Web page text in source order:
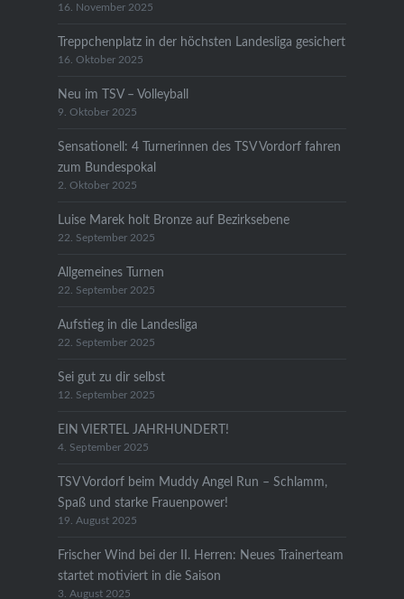
16. November 2025
Treppchenplatz in der höchsten Landesliga gesichert
16. Oktober 2025
Neu im TSV – Volleyball
9. Oktober 2025
Sensationell: 4 Turnerinnen des TSV Vordorf fahren
zum Bundespokal
2. Oktober 2025
Luise Marek holt Bronze auf Bezirksebene
22. September 2025
Allgemeines Turnen
22. September 2025
Aufstieg in die Landesliga
22. September 2025
Sei gut zu dir selbst
12. September 2025
EIN VIERTEL JAHRHUNDERT!
4. September 2025
TSV Vordorf beim Muddy Angel Run – Schlamm,
Spaß und starke Frauenpower!
19. August 2025
Frischer Wind bei der II. Herren: Neues Trainerteam
startet motiviert in die Saison
3. August 2025